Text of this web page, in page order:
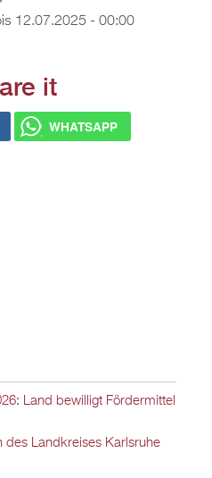
12.07.2025 - 00:00
it
WHATSAPP
Land bewilligt Fördermittel
des Landkreises Karlsruhe